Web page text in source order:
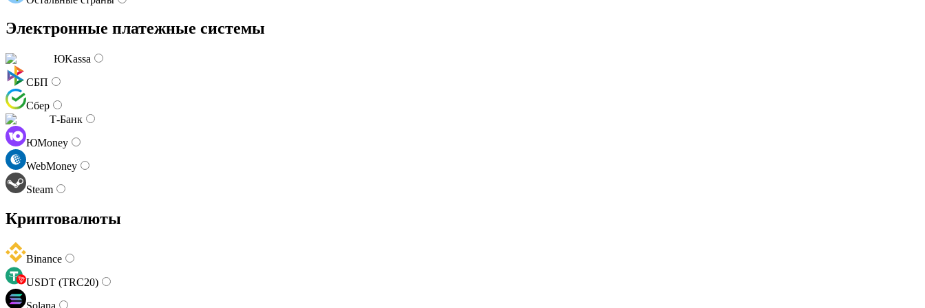
Электронные платежные системы
ЮKassa
СБП
Сбер
Т-Банк
ЮMoney
WebMoney
Steam
Криптовалюты
Binance
USDT (TRC20)